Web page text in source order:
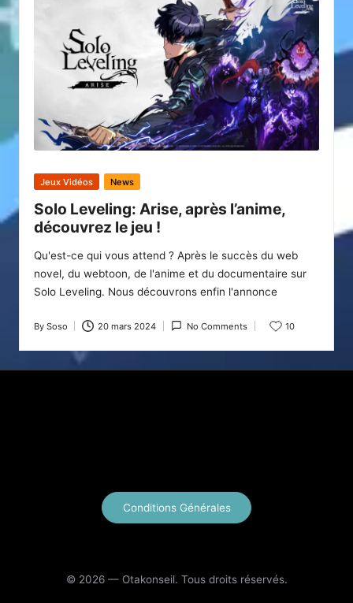
Posted
Jeux Vidéos News
Solo Leveling: Arise, après l’anime,
découvrez le jeu !
Qu'est-ce qui vous attend ? Après le succès du web
novel, du webtoon, de l'anime et du documentaire sur
Solo Leveling. Nous découvrons enfin l'annonce
Posted
by
By Soso 20 mars 2024 No Comments 10
Conditions Générales
© 2026 — Otakonseil. Tous droits réservés.